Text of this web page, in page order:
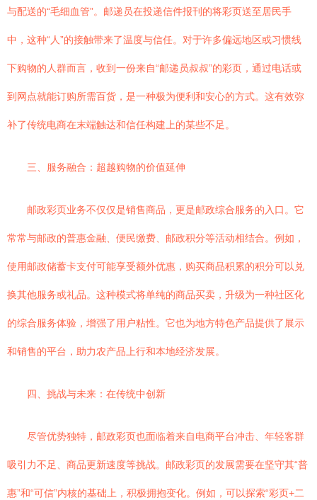
与配送的“毛细血管”。邮递员在投递信件报刊的将彩页送至居民手
中，这种“人”的接触带来了温度与信任。对于许多偏远地区或习惯线
下购物的人群而言，收到一份来自“邮递员叔叔”的彩页，通过电话或
到网点就能订购所需百货，是一种极为便利和安心的方式。这有效弥
补了传统电商在末端触达和信任构建上的某些不足。
三、服务融合：超越购物的价值延伸
邮政彩页业务不仅仅是销售商品，更是邮政综合服务的入口。它
常常与邮政的普惠金融、便民缴费、邮政积分等活动相结合。例如，
使用邮政储蓄卡支付可能享受额外优惠，购买商品积累的积分可以兑
换其他服务或礼品。这种模式将单纯的商品买卖，升级为一种社区化
的综合服务体验，增强了用户粘性。它也为地方特色产品提供了展示
和销售的平台，助力农产品上行和本地经济发展。
四、挑战与未来：在传统中创新
尽管优势独特，邮政彩页也面临着来自电商平台冲击、年轻客群
吸引力不足、商品更新速度等挑战。邮政彩页的发展需要在坚守其“普
惠”和“可信”内核的基础上，积极拥抱变化。例如，可以探索“彩页+二